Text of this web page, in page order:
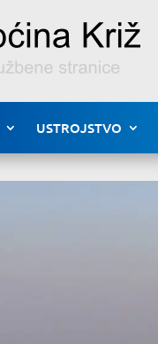
USTROJSTVO